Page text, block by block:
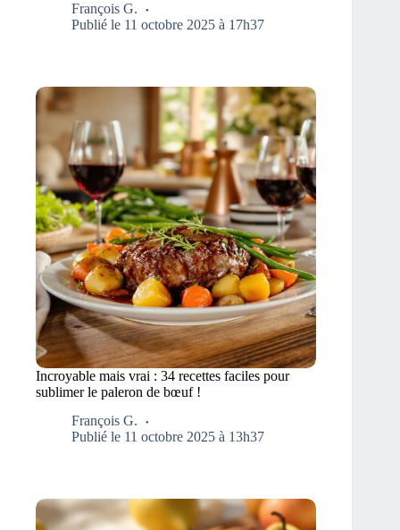
François G.
Publié le 11 octobre 2025 à 17h37
Incroyable mais vrai : 34 recettes faciles pour
sublimer le paleron de bœuf !
François G.
Publié le 11 octobre 2025 à 13h37